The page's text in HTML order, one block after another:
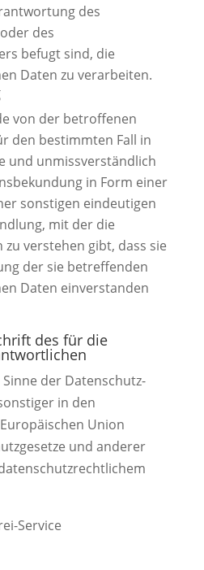
des
des
befugt sind, die
Daten zu verarbeiten.
von der betroffenen
den bestimmten Fall in
und unmissverständlich
in Form einer
sonstigen eindeutigen
mit der die
verstehen gibt, dass sie
der sie betreffenden
Daten einverstanden
des für die
der Datenschutz-
in den
Union
und anderer
Service